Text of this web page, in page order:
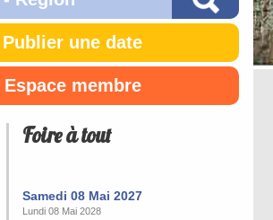
Publier une date
Espace membre
Foire à tout
Samedi 08 Mai 2027
Lundi 08 Mai 2028